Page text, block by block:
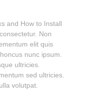
and How to Install
Non
elit quis
nunc ipsum.
ultricies.
sed ultricies.
volutpat.